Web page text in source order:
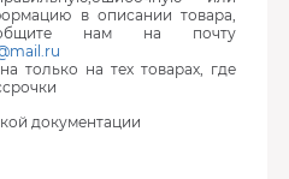
в описании товара,
нам на почту
только на тех товарах, где
документации